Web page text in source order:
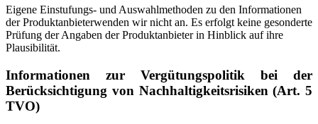
Eigene Einstufungs- und Auswahlmethoden zu den Informationen
der Produktanbieterwenden wir nicht an. Es erfolgt keine gesonderte
Prüfung der Angaben der Produktanbieter in Hinblick auf ihre
Plausibilität.
Informationen zur Vergütungspolitik bei der
Berücksichtigung von Nachhaltigkeitsrisiken (Art. 5
TVO)